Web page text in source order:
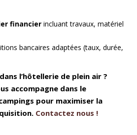
financier incluant travaux, matériel
bancaires adaptées (taux, durée,
l’hôtellerie de plein air ?
accompagne dans le
pour maximiser la
Contactez nous !